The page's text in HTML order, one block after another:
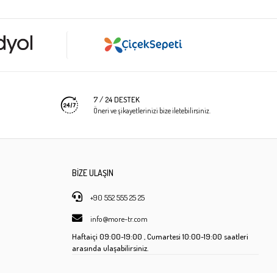
7 / 24 DESTEK
Öneri ve şikayetlerinizi bize iletebilirsiniz.
BİZE ULAŞIN
+90 552 555 25 25
info@more-tr.com
Haftaiçi 09:00-19:00 , Cumartesi10:00-19:00 saatleri
arasında ulaşabilirsiniz.